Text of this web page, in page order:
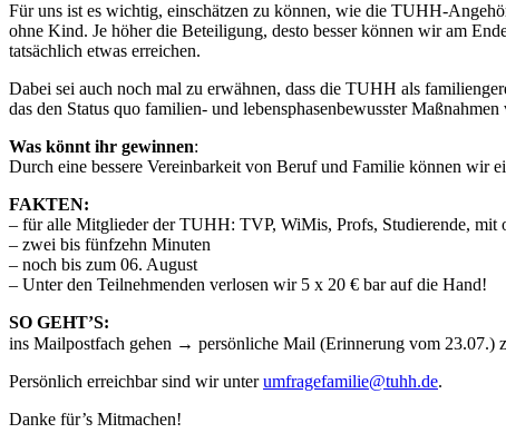
Für uns ist es wichtig, einschätzen zu können, wie die TUHH-
ohne Kind. Je höher die Beteiligung, desto besser können wir am
tatsächlich etwas erreichen.
Dabei sei auch noch mal zu erwähnen, dass die TUHH als
das den Status quo familien- und lebensphasenbewusster
Was könnt ihr gewinnen:
Durch eine bessere Vereinbarkeit von Beruf und Familie können wir
FAKTEN:
– für alle Mitglieder der TUHH: TVP, WiMis, Profs, Studierende, mit
– zwei bis fünfzehn Minuten
– noch bis zum 06. August
– Unter den Teilnehmenden verlosen wir 5 x 20 € bar auf die Hand!
SO GEHT’S:
ins Mailpostfach gehen → persönliche Mail (Erinnerung vom
Persönlich erreichbar sind wir unterumfragefamilie@tuhh.de.
Danke für’s Mitmachen!